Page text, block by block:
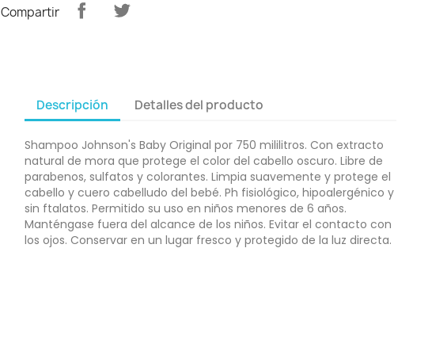
Compartir
Descripción Detalles del producto
Shampoo Johnson's Baby Original por 750 mililitros. Con extracto
natural de mora que protege el color del cabello oscuro. Libre de
parabenos, sulfatos y colorantes. Limpia suavemente y protege el
cabello y cuero cabelludo del bebé. Ph fisiológico, hipoalergénico y
sin ftalatos. Permitido su uso en niños menores de 6 años.
Manténgase fuera del alcance de los niños. Evitar el contacto con
los ojos. Conservar en un lugar fresco y protegido de la luz directa.